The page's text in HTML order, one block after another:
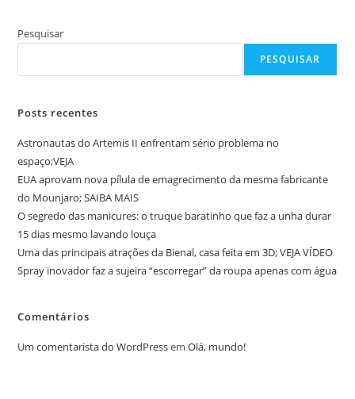
Pesquisar
PESQUISAR
Posts recentes
Astronautas do Artemis II enfrentam sério problema no
espaço;VEJA
EUA aprovam nova pílula de emagrecimento da mesma fabricante
do Mounjaro; SAIBA MAIS
O segredo das manicures: o truque baratinho que faz a unha durar
15 dias mesmo lavando louça
Uma das principais atrações da Bienal, casa feita em 3D; VEJA VÍDEO
Spray inovador faz a sujeira “escorregar” da roupa apenas com água
Comentários
Um comentarista do WordPressemOlá, mundo!